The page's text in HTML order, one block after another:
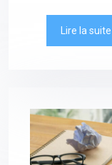
Lire la suite